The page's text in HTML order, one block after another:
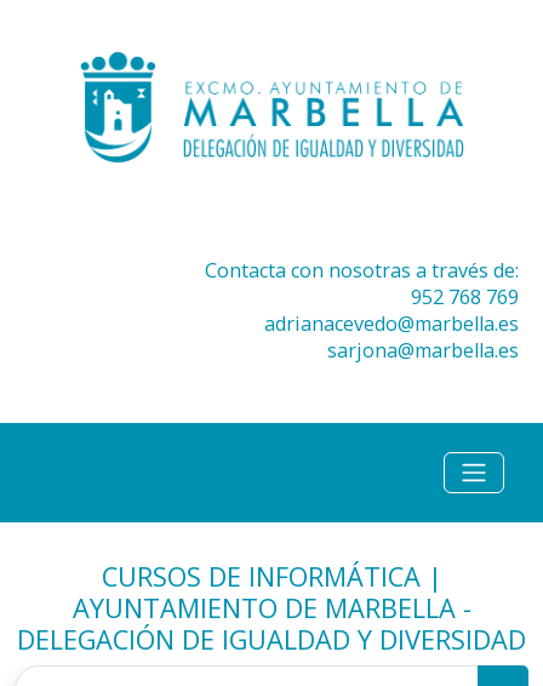
Contacta con nosotras a través de:
952 768 769
adrianacevedo@marbella.es
sarjona@marbella.es
CURSOS DE INFORMÁTICA |
AYUNTAMIENTO DE MARBELLA -
DELEGACIÓN DE IGUALDAD Y DIVERSIDAD